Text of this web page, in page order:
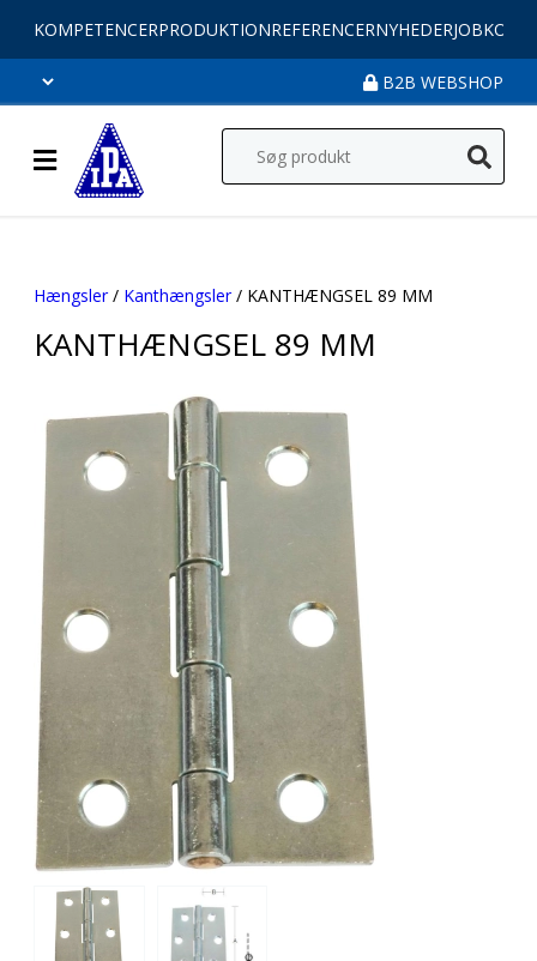
KOMPETENCERPRODUKTIONREFERENCERNYHEDERJOB
B2B WEBSHOP
Hængsler/ Kanthængsler/ KANTHÆNGSEL 89 MM
KANTHÆNGSEL 89 MM